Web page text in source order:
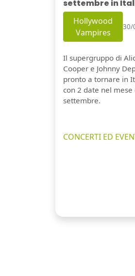
settembre in
Hollywood
Vampires
30/
Il supergruppo di
Cooper e Johnny
pronto a tornare in
con 2 date nel mese
settembre.
CONCERTI ED